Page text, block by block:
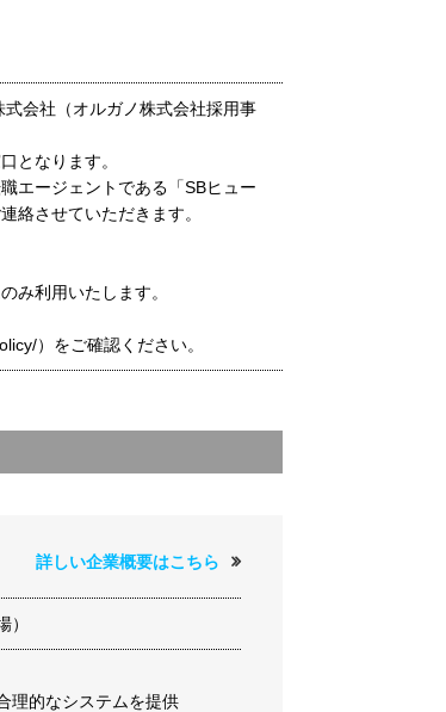
会社（オルガノ株式会社採用事
となります。
エージェントである「SBヒュー
絡させていただきます。
み利用いたします。
）をご確認ください。
詳しい企業概要はこちら
理的なシステムを提供